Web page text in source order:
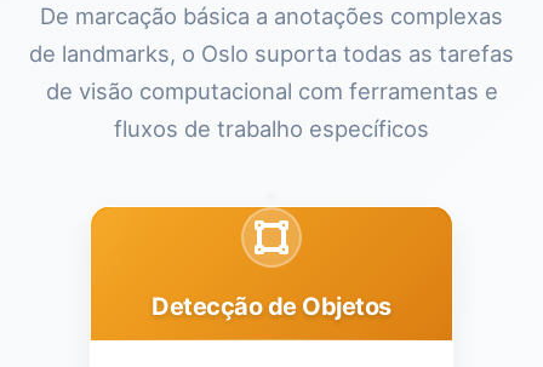
De marcação básica a anotações complexas
de landmarks, o Oslo suporta todas as tarefas
de visão computacional com ferramentas e
fluxos de trabalho específicos
Detecção de Objetos